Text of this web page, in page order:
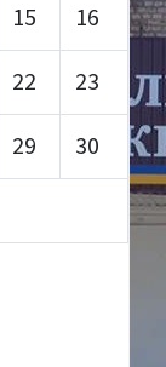
15 16
22 23
29 30